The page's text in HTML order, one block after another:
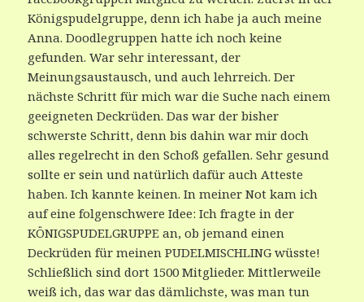
Königspudelgruppe, denn ich habe ja auch meine
Anna. Doodlegruppen hatte ich noch keine
gefunden. War sehr interessant, der
Meinungsaustausch, und auch lehrreich. Der
nächste Schritt für mich war die Suche nach einem
geeigneten Deckrüden. Das war der bisher
schwerste Schritt, denn bis dahin war mir doch
alles regelrecht in den Schoß gefallen. Sehr gesund
sollte er sein und natürlich dafür auch Atteste
haben. Ich kannte keinen. In meiner Not kam ich
auf eine folgenschwere Idee: Ich fragte in der
KÖNIGSPUDELGRUPPE an, ob jemand einen
Deckrüden für meinen PUDELMISCHLING wüsste!
Schließlich sind dort 1500 Mitglieder. Mittlerweile
weiß ich, das war das dämlichste, was man tun